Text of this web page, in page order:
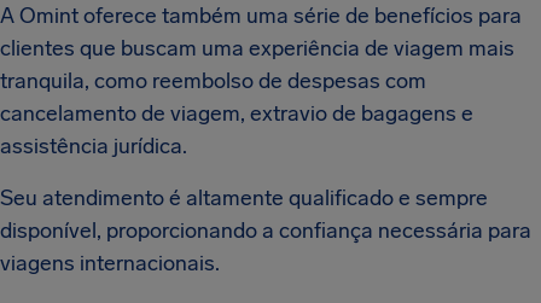
A Omint oferece também uma série de benefícios para
clientes que buscam uma experiência de viagem mais
tranquila, como reembolso de despesas com
cancelamento de viagem, extravio de bagagens e
assistência jurídica.
Seu atendimento é altamente qualificado e sempre
disponível, proporcionando a confiança necessária para
viagens internacionais.